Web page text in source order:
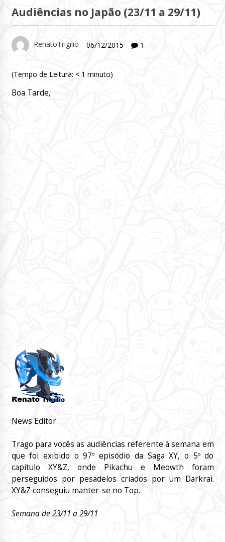
Audiências no Japão (23/11 a 29/11)
RenatoTrigilio 06/12/2015 1
(Tempo de Leitura: < 1 minuto)
Boa Tarde,
News Editor
Trago para vocês as audiências referente à semana em
que foi exibido o 97º episódio da Saga XY, o 5º do
capítulo XY&Z, onde Pikachu e Meowth foram
perseguidos por pesadelos criados por um Darkrai.
XY&Z conseguiu manter-se no Top.
Semana de 23/11 a 29/11